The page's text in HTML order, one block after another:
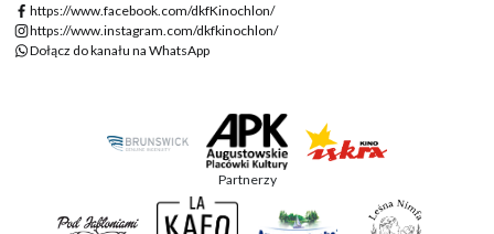
https://www.facebook.com/dkfKinochlon/
https://www.instagram.com/dkfkinochlon/
Dołącz do kanału na WhatsApp
Partnerzy